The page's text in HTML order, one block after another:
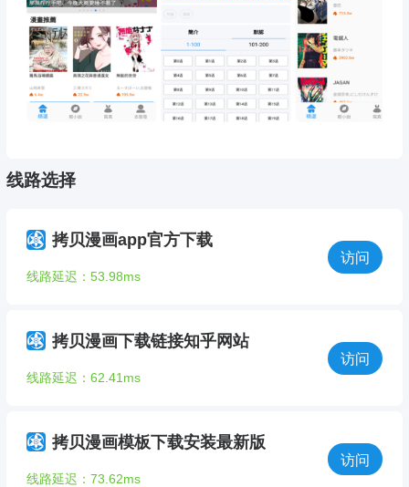
线路选择
拷贝漫画app官方下载
线路延迟：53.98ms
访问
拷贝漫画下载链接知乎网站
线路延迟：62.41ms
访问
拷贝漫画模板下载安装最新版
线路延迟：73.62ms
访问